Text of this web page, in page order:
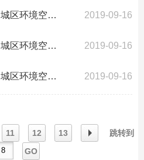
攀枝花市2019年9月15日城区环境空气质量AQI指数 2019-09-16
攀枝花市2019年9月14日城区环境空气质量AQI指数 2019-09-16
攀枝花市2019年9月13日城区环境空气质量AQI指数 2019-09-16
11 12 13
跳转到
GO